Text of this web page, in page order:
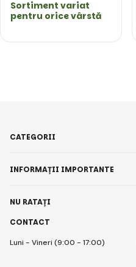
Sortiment variat
pentru orice vârstă
CONTACT
Luni - Vineri (9:00 - 17:00)
CATEGORII
INFORMAȚII IMPORTANTE
NU RATAȚI